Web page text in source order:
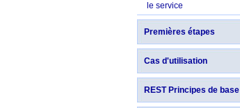
le service
Premières étapes
Cas d'utilisation
REST Principes de base